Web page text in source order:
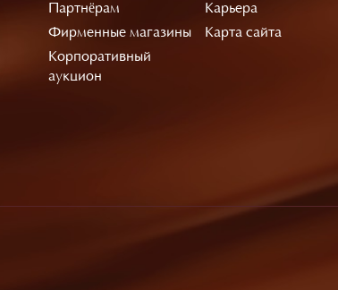
Партнёрам
Карьера
Фирменные магазины
Карта сайта
Корпоративный
аукцион